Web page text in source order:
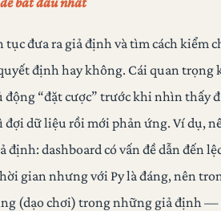
đưa ra giả định và tìm cách kiểm
định hay không. Cái quan trọng
động “đặt cược” trước khi nhìn thấy
đợi dữ liệu rồi mới phản ứng. Ví dụ,
định: dashboard có vấn đề dẫn đến
gian nhưng với Py là đáng, nên
(dạo chơi) trong những giả định —